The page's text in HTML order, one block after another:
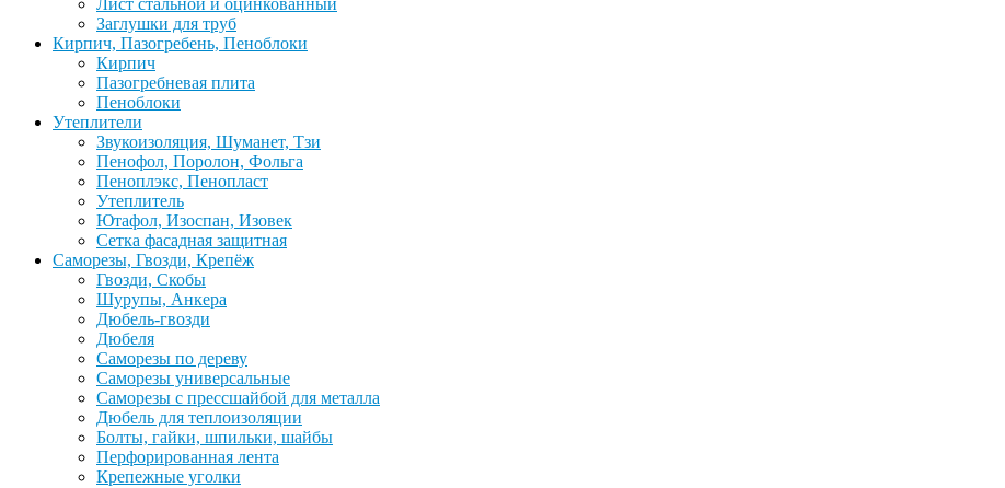
Лист стальной и оцинкованный
Заглушки для труб
Кирпич, Пазогребень, Пеноблоки
Кирпич
Пазогребневая плита
Пеноблоки
Утеплители
Звукоизоляция, Шуманет, Тзи
Пенофол, Поролон, Фольга
Пеноплэкс, Пенопласт
Утеплитель
Ютафол, Изоспан, Изовек
Сетка фасадная защитная
Саморезы, Гвозди, Крепёж
Гвозди, Скобы
Шурупы, Анкера
Дюбель-гвозди
Дюбеля
Саморезы по дереву
Саморезы универсальные
Саморезы с прессшайбой для металла
Дюбель для теплоизоляции
Болты, гайки, шпильки, шайбы
Перфорированная лента
Крепежные уголки